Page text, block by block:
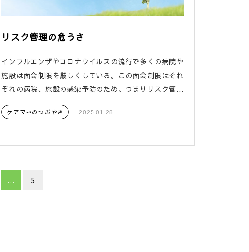
リスク管理の危うさ
インフルエンザやコロナウイルスの流行で多くの病院や
施設は面会制限を厳しくしている。この面会制限はそれ
ぞれの病院、施設の感染予防のため、つまりリスク管...
ケアマネのつぶやき 2025.01.28
… 5